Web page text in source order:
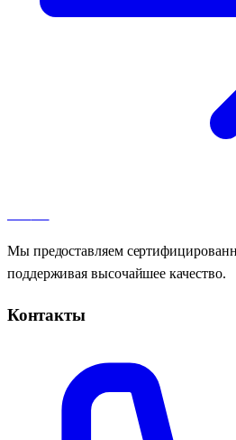
Мы предоставляем
поддерживая высочайшее качество.
Контакты